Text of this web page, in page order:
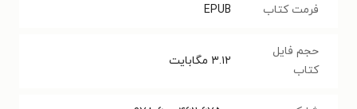
فرمت کتاب EPUB
حجم فایل
کتاب
۳.۱۲ مگابایت